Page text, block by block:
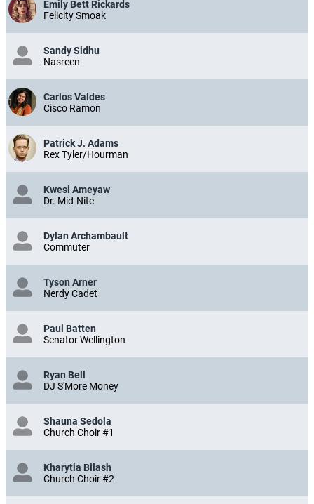
Emily Bett Rickards
Felicity Smoak
Sandy Sidhu
Nasreen
Carlos Valdes
Cisco Ramon
Patrick J. Adams
Rex Tyler/Hourman
Kwesi Ameyaw
Dr. Mid-Nite
Dylan Archambault
Commuter
Tyson Arner
Nerdy Cadet
Paul Batten
Senator Wellington
Ryan Bell
DJ S'More Money
Shauna Sedola
Church Choir #1
Kharytia Bilash
Church Choir #2